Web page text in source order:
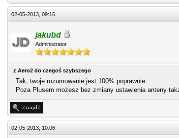
02-05-2013, 09:16
jakubd
Administrator
z Aero2 do czegoś szybszego
Tak, twoje rozumowanie jest 100% poprawnie.
Poza Plusem możesz bez zmiany ustawienia anteny
02-05-2013, 10:06